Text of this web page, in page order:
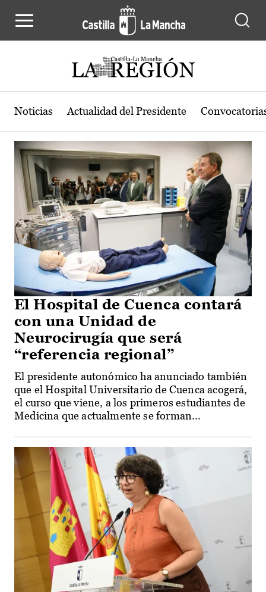
Actualidad de la región de Castilla-
Noticias Actualidad del Presidente
El Hospital de Cuenca contará
con una Unidad de
Neurocirugía que será
“referencia regional”
El presidente autonómico ha anunciado también
que el Hospital Universitario de Cuenca acogerá,
el curso que viene, a los primeros estudiantes de
Medicina que actualmente se forman...